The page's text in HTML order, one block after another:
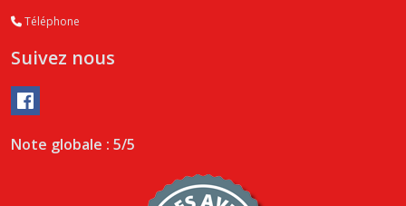
Téléphone
Suivez nous
Note globale : 5/5